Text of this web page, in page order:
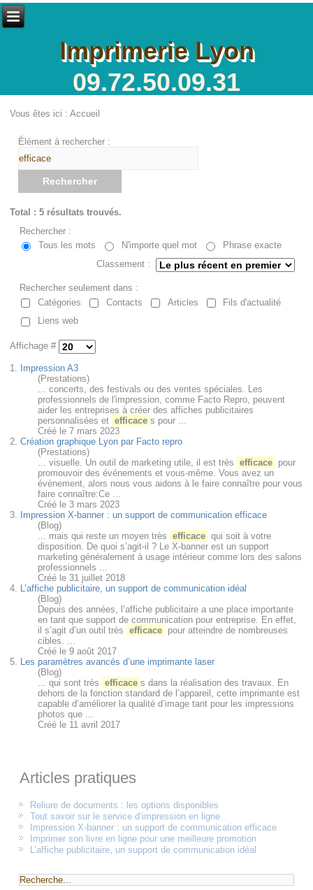
Imprimerie Lyon
09.72.50.09.31
Vous êtes ici :Accueil
Élément à rechercher :
Rechercher
Total : 5 résultats trouvés.
Rechercher :
Tous les mots
N'importe quel mot
Phrase exacte
Classement :
Rechercher seulement dans :
Catégories
Contacts Articles
Fils d'actualité
Liens web
Affichage #
1. Impression A3
(Prestations)
... concerts, des festivals ou des ventes spéciales. Les
professionnels de l'impression, comme Facto Repro, peuvent
aider les entreprises à créer des affiches publicitaires
personnalisées et efficace s pour ...
Créé le 7 mars 2023
2.Création graphique Lyon par Facto repro
(Prestations)
... visuelle. Un outil de marketing utile, il est très
efficace pour
promouvoir des événements et vous-même. Vous avez un
évènement, alors nous vous aidons à le faire connaître pour vous
faire connaître:Ce ...
Créé le 3 mars 2023
3. Impression X-banner : un support de communication efficace
(Blog)
... mais qui reste un moyen très
efficace qui soit à votre
disposition. De quoi s’agit-il ? Le X-banner est un support
marketing généralement à usage intérieur comme lors des salons
professionnels ...
Créé le 31 juillet 2018
4. L’affiche publicitaire, un support de communication idéal
(Blog)
Depuis des années, l’affiche publicitaire a une place importante
en tant que support de communication pour entreprise. En effet,
il s’agit d’un outil très
efficace pour atteindre de nombreuses
cibles. ...
Créé le 9 août 2017
5. Les paramètres avancés d’une imprimante laser
(Blog)
... qui sont très
efficace s dans la réalisation des travaux. En
dehors de la fonction standard de l’appareil, cette imprimante est
capable d’améliorer la qualité d’image tant pour les impressions
photos que ...
Créé le 11 avril 2017
Articles pratiques
Reliure de documents : les options disponibles
Tout savoir sur le service d’impression en ligne
Impression X-banner : un support de communication efficace
Imprimer son livre en ligne pour une meilleure promotion
L’affiche publicitaire, un support de communication idéal